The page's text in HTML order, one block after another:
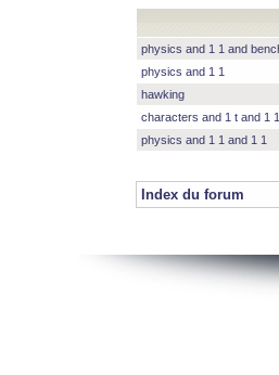
physics and 1 1 and
physics and 1 1
hawking
characters and 1 t and 1 1
physics and 1 1 and 1 1
Index du forum